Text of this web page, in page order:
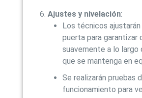
Ajustes y nivelación:
Los técnicos ajustarán
puerta para garantizar
suavemente a lo largo
que se mantenga en
Se realizarán pruebas
funcionamiento para